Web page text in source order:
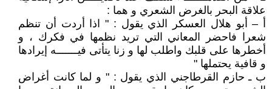
علاقة البحر بالغرض الشعري و هما :
أ – أبو هلال العسكر الذي يقول : " اذا أردت أن تنظم
شعرا فاحضر المعاني التي تريد نظمها في فكرك ، و
أخطرها على قلبك واطلب لها و زنا يتأتى فيـــــــه إيرادها
و قافية يحتملها "
ب ـ حازم القرطاجني الذي يقول : " و لما كانت أغراض